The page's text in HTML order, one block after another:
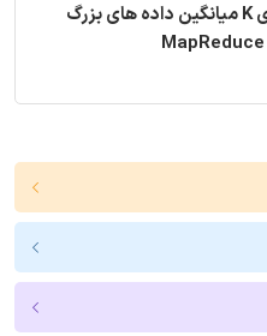
ترجمه مقاله خوشه بندی K میانگین داده های بزرگ